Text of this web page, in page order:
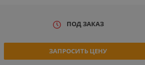
ПОД ЗАКАЗ
ЗАПРОСИТЬ ЦЕНУ